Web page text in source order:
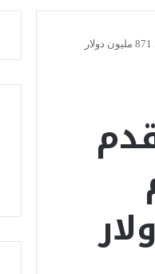
الاتحاد الدولي لكرة القدم يرفع جوائز كأس العالم 2026 إلى 871 مليون دولار
دولار